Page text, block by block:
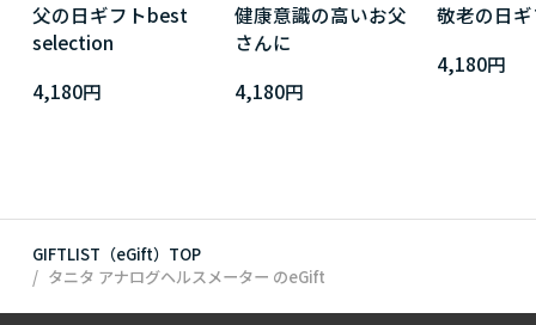
父の日ギフトbest
selection
4,180円
健康意識の高いお父
さんに
4,180円
敬老の日
4,180円
GIFTLIST（eGift）TOP
タニタ アナログヘルスメーター のeGift